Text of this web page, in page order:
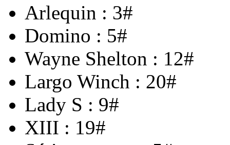
Arlequin : 3#
Domino : 5#
Wayne Shelton : 12#
Largo Winch : 20#
Lady S : 9#
XIII : 19#